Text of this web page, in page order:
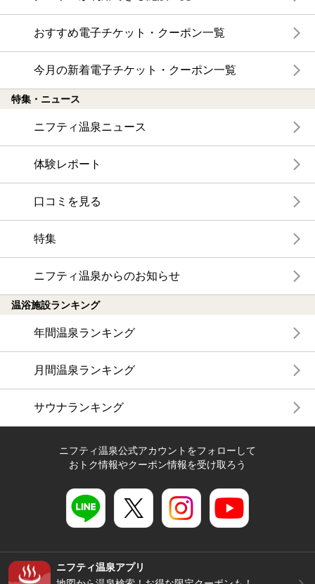
おすすめ電子チケット・クーポン一覧
今月の新着電子チケット・クーポン一覧
特集・ニュース
ニフティ温泉ニュース
体験レポート
口コミを見る
特集
ニフティ温泉からのお知らせ
温浴施設ランキング
年間温泉ランキング
月間温泉ランキング
サウナランキング
ニフティ温泉公式アカウントをフォローして
おトク情報やクーポン情報を受け取ろう
ニフティ温泉アプリ